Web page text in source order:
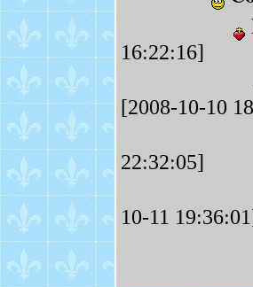
16:22:16]
[2008-10-10
22:32:05]
10-11